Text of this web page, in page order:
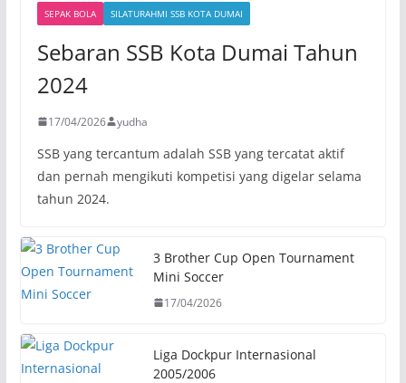
SEPAK BOLA SILATURAHMI SSB KOTA DUMAI
Sebaran SSB Kota Dumai Tahun
2024
17/04/2026 yudha
SSB yang tercantum adalah SSB yang tercatat aktif
dan pernah mengikuti kompetisi yang digelar selama
tahun 2024.
3 Brother Cup Open Tournament
Mini Soccer
17/04/2026
Liga Dockpur Internasional
2005/2006